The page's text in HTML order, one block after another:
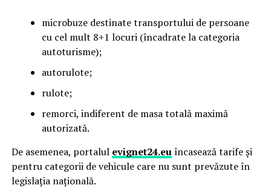
microbuze destinate transportului de persoane
cu cel mult 8+1 locuri (încadrate la categoria
autoturisme);
autorulote;
rulote;
remorci, indiferent de masa totală maximă
autorizată.
De asemenea, portalul evignet24.euîncasează tarife și
pentru categorii de vehicule care nu sunt prevăzute în
legislația națională.